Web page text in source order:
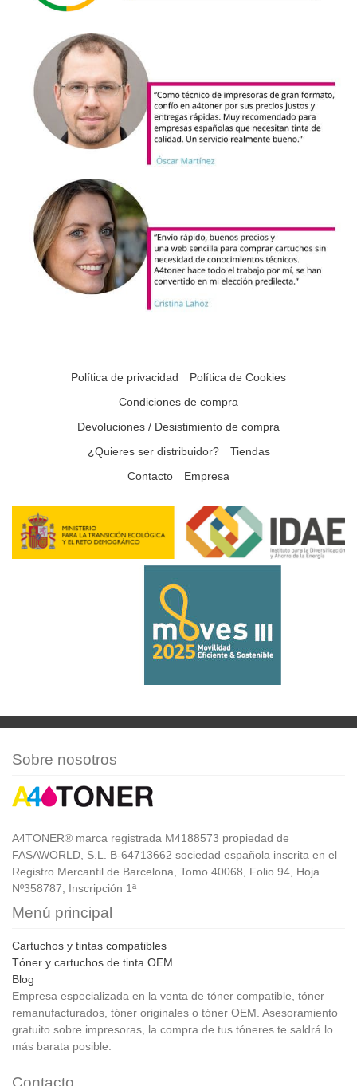
Política de privacidad
Política de Cookies
Condiciones de compra
Devoluciones / Desistimiento de compra
¿Quieres ser distribuidor?
Tiendas
Contacto
Empresa
Sobre nosotros
A4TONER® marca registrada M4188573 propiedad de
FASAWORLD, S.L. B-64713662 sociedad española inscrita en el
Registro Mercantil de Barcelona, Tomo 40068, Folio 94, Hoja
Nº358787, Inscripción 1ª
Menú principal
Cartuchos y tintas compatibles
Tóner y cartuchos de tinta OEM
Blog
Empresa especializada en la venta de tóner compatible, tóner
remanufacturados, tóner originales o tóner OEM. Asesoramiento
gratuito sobre impresoras, la compra de tus tóneres te saldrá lo
más barata posible.